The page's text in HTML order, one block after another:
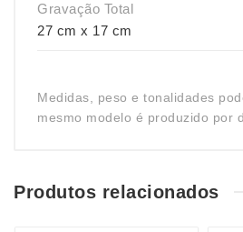
Gravação Total
27 cm x 17 cm
Medidas, peso e tonalidades
mesmo modelo é produzido por
Produtos relacionados